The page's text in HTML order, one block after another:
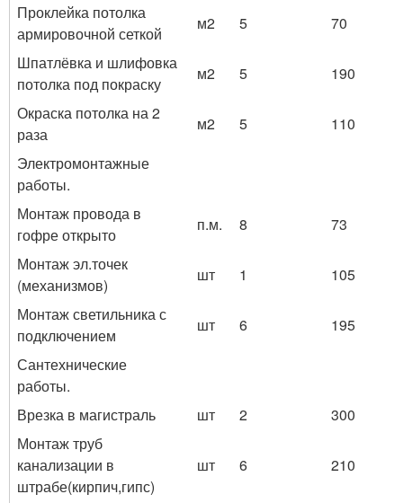
Проклейка потолка
армировочной сеткой
м2 5
70
Шпатлёвка и шлифовка
потолка под покраску
м2 5
190
Окраска потолка на 2
раза
м2 5
110
Электромонтажные
работы.
Монтаж провода в
гофре открыто
п.м. 8
73
Монтаж эл.точек
(механизмов)
шт 1
105
Монтаж светильника с
подключением
шт 6
195
Сантехнические
работы.
Врезка в магистраль
шт 2
300
Монтаж труб
канализации в
штрабе(кирпич,гипс)
шт 6 210